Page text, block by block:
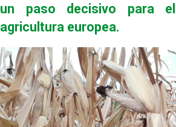
un paso decisivo para
agricultura europea.